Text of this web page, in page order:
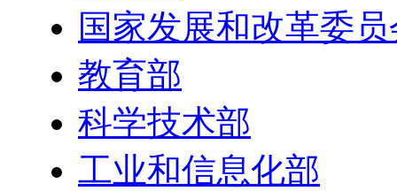
国家发展和改革委
教育部
科学技术部
工业和信息化部